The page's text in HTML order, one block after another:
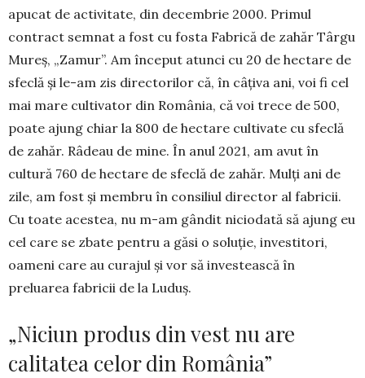
apucat de activitate, din decembrie 2000. Primul
contract semnat a fost cu fosta Fabrică de zahăr Târgu
Mureș, „Zamur”. Am început atunci cu 20 de hectare de
sfeclă și le-am zis directorilor că, în câțiva ani, voi fi cel
mai mare cultivator din Ro­mânia, că voi trece de 500,
poate ajung chiar la 800 de hectare cultivate cu sfeclă
de zahăr. Râdeau de mine. În anul 2021, am avut în
cultură 760 de hec­tare de sfeclă de zahăr. Mulți ani de
zile, am fost și membru în consiliul di­rector al fabricii.
Cu toate acestea, nu m-am gândit niciodată să ajung eu
cel ca­re se zbate pentru a găsi o soluție, investitori,
oameni care au curajul și vor să investească în
preluarea fabricii de la Luduș.
„Niciun produs din vest nu are
calitatea celor din România”